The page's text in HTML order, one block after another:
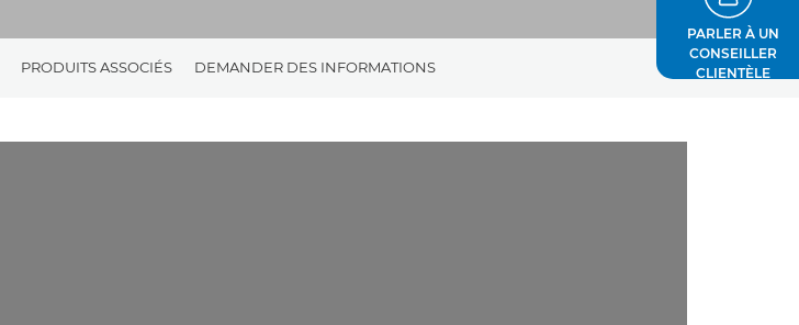
PRODUITS ASSOCIÉS DEMANDER DES INFORMATIONS
PARLER À UN
CONSEILLER
CLIENTÈLE